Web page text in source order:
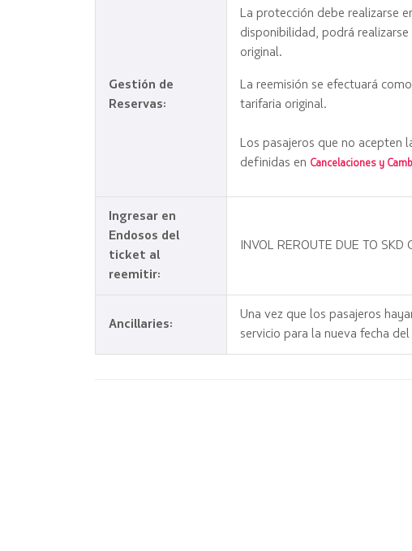
Gestión de
Reservas:
La protección debe realizarse
disponibilidad, podrá
original.
La reemisión se efectuará
tarifaria original.
Los pasajeros que no acepten
definidas en Cancelaciones y
Ingresar en
Endosos del
ticket al
reemitir:
INVOL REROUTE DUE TO SKD
Ancillaries:
Una vez que los pasajeros
servicio para la nueva fecha